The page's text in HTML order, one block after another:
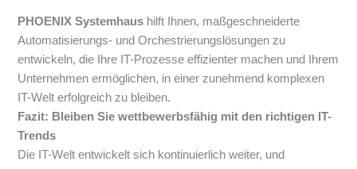
PHOENIX Systemhaus hilft Ihnen, maßgeschneiderte
Automatisierungs- und Orchestrierungslösungen zu
entwickeln, die Ihre IT-Prozesse effizienter machen und Ihrem
Unternehmen ermöglichen, in einer zunehmend komplexen
IT-Welt erfolgreich zu bleiben.
Fazit: Bleiben Sie wettbewerbsfähig mit den richtigen IT-
Trends
Die IT-Welt entwickelt sich kontinuierlich weiter, und